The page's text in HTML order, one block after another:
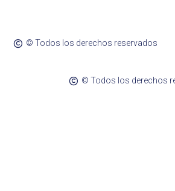
© Todos los derechos reservados
© Todos los derechos